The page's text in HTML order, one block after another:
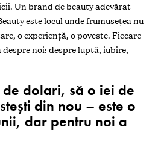
Un brand de beauty adevărat
este locul unde frumusețea nu
o experiență, o poveste. Fiecare
noi: despre luptă, iubire,
dolari, să o iei de
din nou – este o
dar pentru noi a